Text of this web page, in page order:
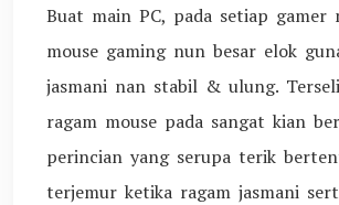
Buat main PC, pada setiap gamer
mouse gaming nun besar elok
jasmani nan stabil & ulung.
ragam mouse pada sangat kian
perincian yang serupa terik
terjemur ketika ragam jasmani